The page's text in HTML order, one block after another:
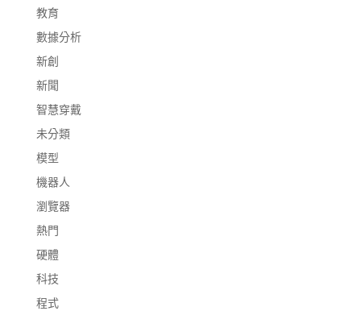
教育
數據分析
新創
新聞
智慧穿戴
未分類
模型
機器人
瀏覽器
熱門
硬體
科技
程式